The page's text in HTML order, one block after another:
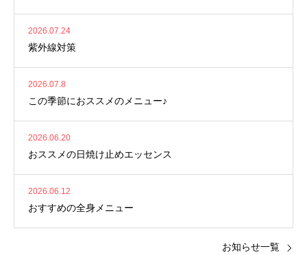
2026.07.24
紫外線対策
2026.07.8
この季節におススメのメニュー♪
2026.06.20
おススメの日焼け止めエッセンス
2026.06.12
おすすめの全身メニュー
お知らせ一覧